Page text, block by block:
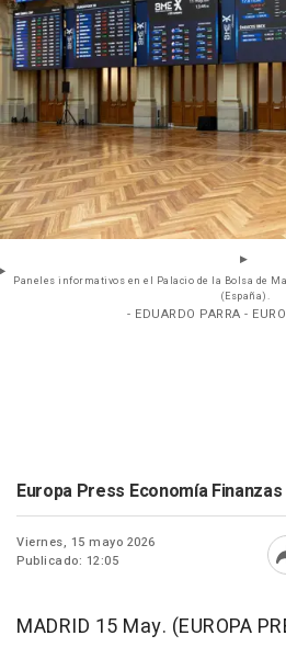
Paneles informativos en el Palacio de la Bolsa de
(España).
- EDUARDO PARRA -
Europa Press Economía Finanzas
Viernes, 15 mayo 2026
Publicado: 12:05
MADRID 15 May. (EUROPA